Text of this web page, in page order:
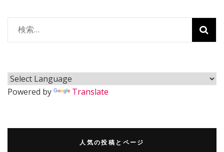
検
索:
Powered by Translate
人気の投稿とページ